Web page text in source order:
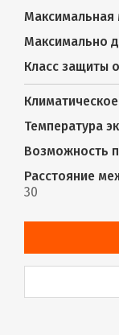
Максимальная
Максимально
Класс защиты
Температура
Возможность
Расстояние
30